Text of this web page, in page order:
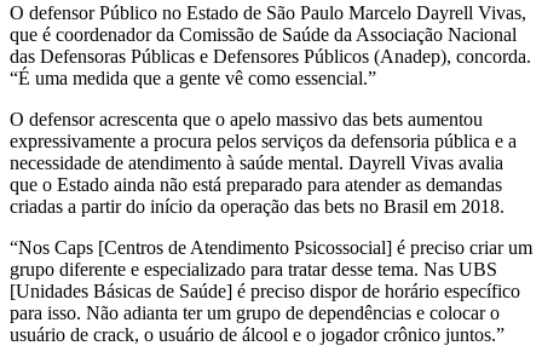
O defensor Público no Estado de São Paulo Marcelo Dayrell Vivas,
que é coordenador da Comissão de Saúde da Associação Nacional
das Defensoras Públicas e Defensores Públicos (Anadep), concorda.
“É uma medida que a gente vê como essencial.”
O defensor acrescenta que o apelo massivo das bets aumentou
expressivamente a procura pelos serviços da defensoria pública e a
necessidade de atendimento à saúde mental. Dayrell Vivas avalia
que o Estado ainda não está preparado para atender as demandas
criadas a partir do início da operação das bets no Brasil em 2018.
“Nos Caps [Centros de Atendimento Psicossocial] é preciso criar um
grupo diferente e especializado para tratar desse tema. Nas UBS
[Unidades Básicas de Saúde] é preciso dispor de horário específico
para isso. Não adianta ter um grupo de dependências e colocar o
usuário de crack, o usuário de álcool e o jogador crônico juntos.”